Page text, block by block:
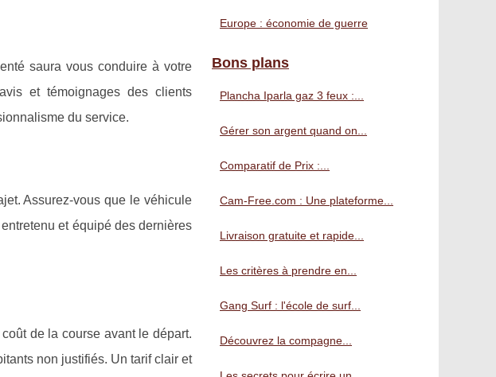
saura vous conduire à votre
et témoignages des clients
du service.
Assurez-vous que le véhicule
et équipé des dernières
de la course avant le départ.
non justifiés. Un tarif clair et
Europe : économie de guerre
Bons plans
Plancha Iparla gaz 3 feux :...
Gérer son argent quand on...
Comparatif de Prix :...
Cam-Free.com : Une plateforme...
Livraison gratuite et rapide...
Les critères à prendre en...
Gang Surf : l'école de surf...
Découvrez la compagne...